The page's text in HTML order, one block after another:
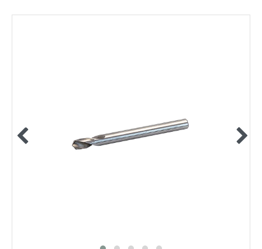
KLEBEN UND DICHTEN